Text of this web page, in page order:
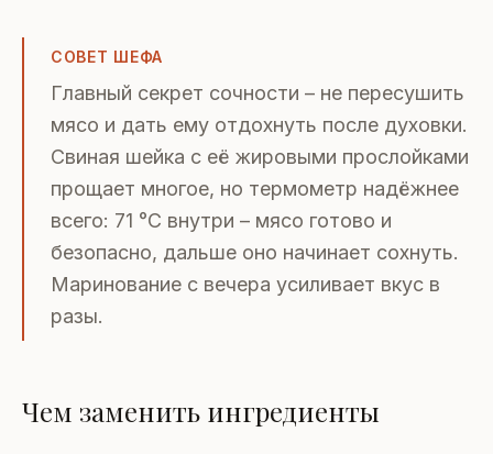
СОВЕТ ШЕФА
Главный секрет сочности – не пересушить
мясо и дать ему отдохнуть после духовки.
Свиная шейка с её жировыми прослойками
прощает многое, но термометр надёжнее
всего: 71 °C внутри – мясо готово и
безопасно, дальше оно начинает сохнуть.
Маринование с вечера усиливает вкус в
разы.
Чем заменить ингредиенты